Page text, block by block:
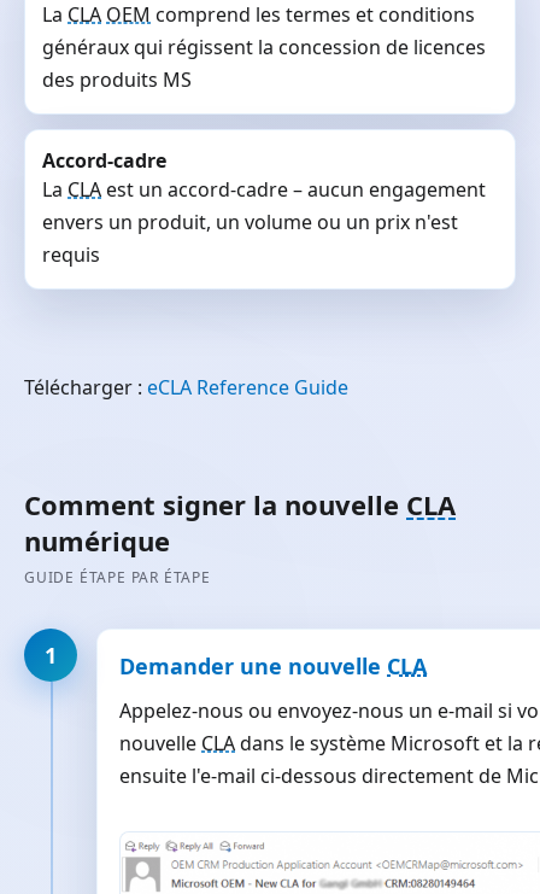
La CLA OEM comprend les termes et conditions
généraux qui régissent la concession de licences
des produits MS
Accord-cadre
La CLAest un accord-cadre – aucun engagement
envers un produit, un volume ou un prix n'est
requis
Télécharger : eCLA Reference Guide
Comment signer la nouvelle CLA
numérique
GUIDE ÉTAPE PAR ÉTAPE
1 Demander une nouvelle CLA
Appelez-nous ou envoyez-nous un e-mail si
nouvelle CLAdans le système Microsoft et la
ensuite l'e-mail ci-dessous directement de